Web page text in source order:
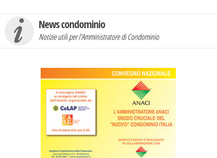
News condominio
Notizie utili per l'Amministratore di Condominio